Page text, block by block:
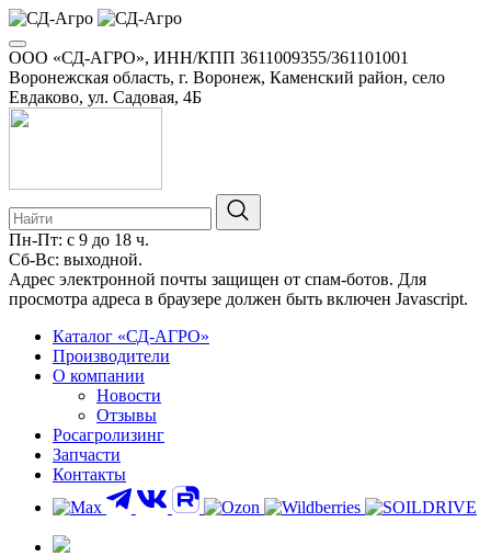
ООО «СД-АГРО», ИНН/КПП 3611009355/361101001
Воронежская область, г. Воронеж, Каменский район, село
Евдаково, ул. Садовая, 4Б
Пн-Пт: с 9 до 18 ч.
Сб-Вс: выходной.
Адрес электронной почты защищен от спам-ботов. Для
просмотра адреса в браузере должен быть включен Javascript.
Каталог «СД-АГРО»
Производители
О компании
Новости
Отзывы
Росагролизинг
Запчасти
Контакты